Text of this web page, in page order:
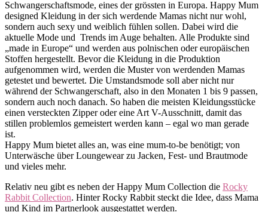
Schwangerschaftsmode, eines der grössten in Europa. Happy Mum
designed Kleidung in der sich werdende Mamas nicht nur wohl,
sondern auch sexy und weiblich fühlen sollen. Dabei wird die
aktuelle Mode und Trends im Auge behalten. Alle Produkte sind
„made in Europe“ und werden aus polnischen oder europäischen
Stoffen hergestellt. Bevor die Kleidung in die Produktion
aufgenommen wird, werden die Muster von werdenden Mamas
getestet und bewertet. Die Umstandsmode soll aber nicht nur
während der Schwangerschaft, also in den Monaten 1 bis 9 passen,
sondern auch noch danach. So haben die meisten Kleidungsstücke
einen versteckten Zipper oder eine Art V-Ausschnitt, damit das
stillen problemlos gemeistert werden kann – egal wo man gerade
ist.
Happy Mum bietet alles an, was eine mum-to-be benötigt; von
Unterwäsche über Loungewear zu Jacken, Fest- und Brautmode
und vieles mehr.
Relativ neu gibt es neben der Happy Mum Collection die Rocky
Rabbit Collection. Hinter Rocky Rabbit steckt die Idee, dass Mama
und Kind im Partnerlook ausgestattet werden.